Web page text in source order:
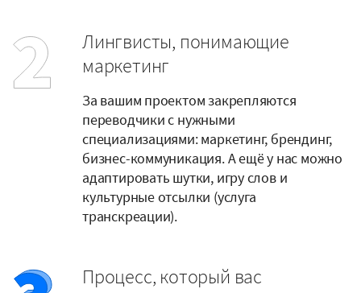
Лингвисты, понимающие
маркетинг
За вашим проектом закрепляются
переводчики с нужными
специализациями: маркетинг, брендинг,
бизнес-коммуникация. А ещё у нас можно
адаптировать шутки, игру слов и
культурные отсылки (услуга
транскреации).
Процесс, который вас